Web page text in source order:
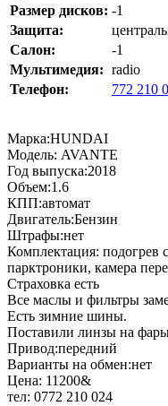
Размер дисков: -1
Защита:
Салон:
-1
Мультимедия: radio
Телефон:
772 210
Марка:HUNDAI
Модель: AVANTE
Год выпуска:2018
Объем:1.6
КПП:автомат
Двигатель:Бензин
Штрафы:нет
Комплектация: подогрев
парктроники, камера
Страховка есть
Все маслы и фильтры
Есть зимние шины.
Поставили линзы на
Привод:передний
Варианты на обмен:нет
Цена: 11200&
тел: 0772 210 024